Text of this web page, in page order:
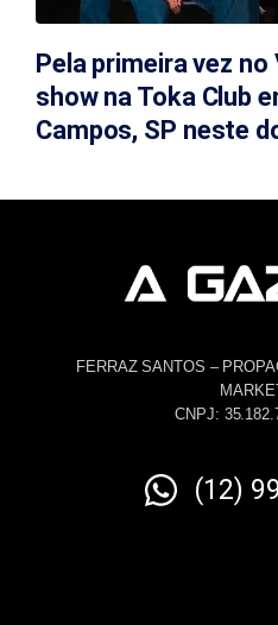
Pela primeira vez
show na Toka Club
Campos, SP neste
FERRAZ SANTOS –
CNPJ:
(12)